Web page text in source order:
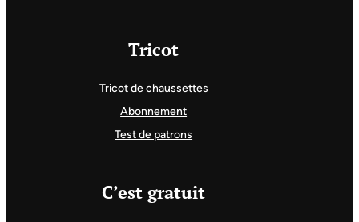
Tricot
Tricot de chaussettes
Abonnement
Test de patrons
C’est gratuit